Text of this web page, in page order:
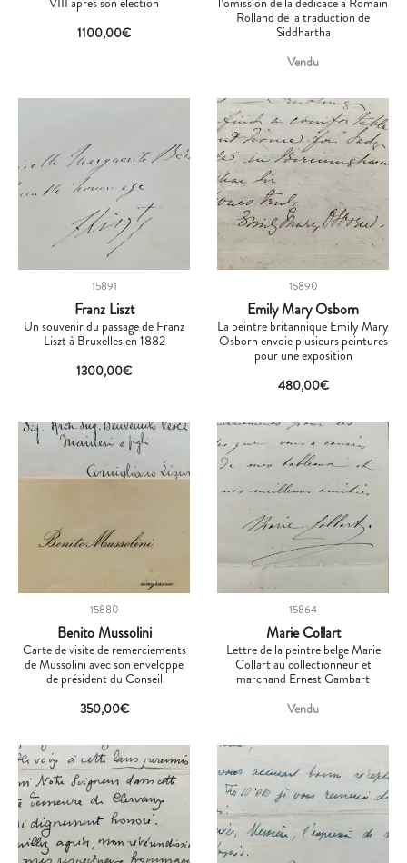
1100,00€
Rolland de la traduction de
Siddhartha
Vendu
15891
Franz Liszt
Un souvenir du passage de Franz
Liszt à Bruxelles en 1882
1300,00€
15890
Emily Mary Osborn
La peintre britannique Emily Mary
Osborn envoie plusieurs peintures
pour une exposition
480,00€
15880
Benito Mussolini
Carte de visite de remerciements
de Mussolini avec son enveloppe
de président du Conseil
350,00€
15864
Marie Collart
Lettre de la peintre belge Marie
Collart au collectionneur et
marchand Ernest Gambart
Vendu